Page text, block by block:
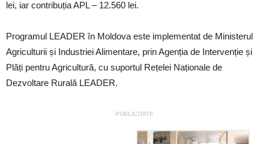
lei, iar contribuția APL – 12.560 lei.
Programul LEADER în Moldova este implementat de Ministerul
Agriculturii și Industriei Alimentare, prin Agenția de Intervenție și
Plăți pentru Agricultură, cu suportul Rețelei Naționale de
Dezvoltare Rurală LEADER.
PUBLICITATE